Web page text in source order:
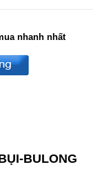
nhanh nhất
BULONG